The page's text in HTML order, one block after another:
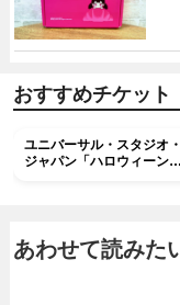
おすすめチケット
ユニバーサル・スタジオ・
ジャパン「ハロウィーン・
あわせて読みた